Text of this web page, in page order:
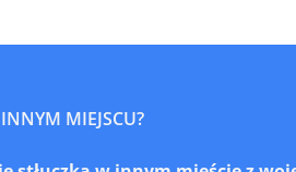
MIEJSCU?